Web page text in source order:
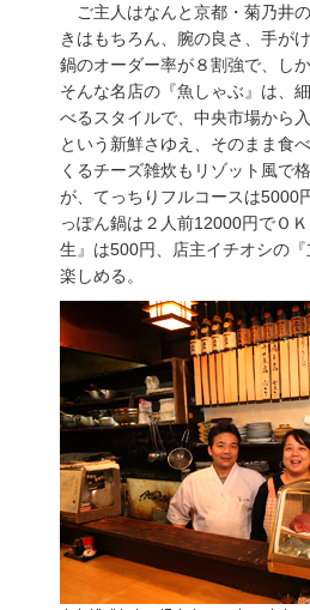
ご主人はなんと京都・菊乃井
きはもちろん、腕の良さ、手が
鍋のオーダー率が８割強で、し
そんな名店の『魚しゃぶ』は、
べるスタイルで、中央市場から
という新鮮さゆえ、そのまま食
くるチーズ雑炊もリゾット風で
が、てっちりフルコースは5000
っぽん鍋は２人前12000円でＯ
生』は500円、店主イチオシの
楽しめる。